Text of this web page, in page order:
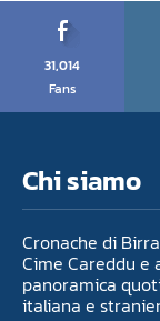
31,014
Fans
Chi siamo
Cronache di
Cime Careddu e
panoramica
italiana e